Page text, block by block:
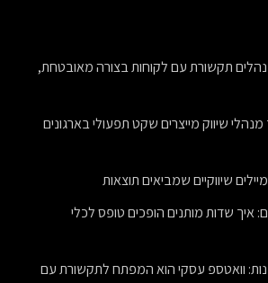
מנהלים תקשורת עם לקוחות בצורה מאובטחת,
שיווק מייצרים שקט תפעולי בארגונים
שיווקיים שמביאים תוצאות
איך שדות מותנים הופכים טופס לכלי
וואטספ עסקי הוא המפתח לתקשורת עם